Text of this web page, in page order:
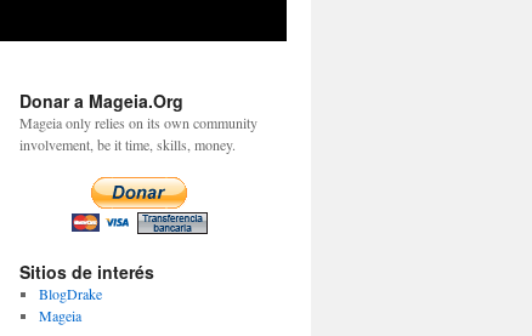
Donar a Mageia.Org
Mageia only relies on its own community
involvement, be it time, skills, money.
Sitios de interés
BlogDrake
Mageia